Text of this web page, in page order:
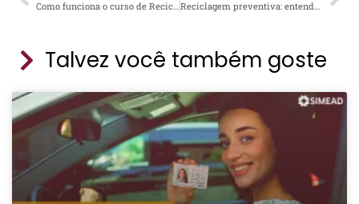
Talvez você também goste